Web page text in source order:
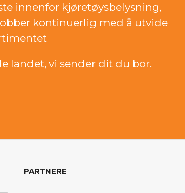
innenfor kjøretøysbelysning,
kontinuerlig med å utvide
landet, vi sender dit du bor.
PARTNERE